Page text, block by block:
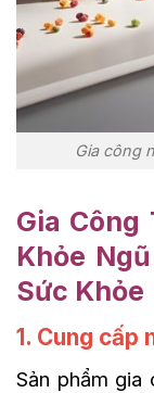
Gia công
Gia Công
Khỏe
Sức Khỏe
1. Cung cấp
Sản phẩm